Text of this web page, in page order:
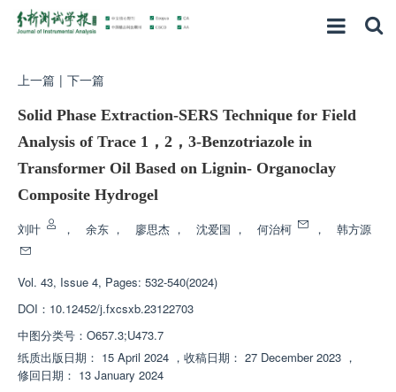
上一篇 | 下一篇
Solid Phase Extraction-SERS Technique for Field
Analysis of Trace 1，2，3-Benzotriazole in
Transformer Oil Based on Lignin- Organoclay
Composite Hydrogel
刘叶 ， 余东 ， 廖思杰 ， 沈爱国 ， 何治柯 ， 韩方源
Vol. 43, Issue 4, Pages: 532-540(2024)
DOI： 10.12452/j.fxcsxb.23122703
中图分类号： O657.3;U473.7
纸质出版日期： 15 April 2024 ， 收稿日期： 27 December 2023 ，
修回日期： 13 January 2024